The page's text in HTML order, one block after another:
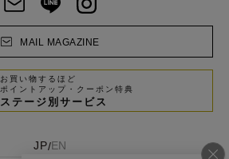
MAIL MAGAZINE
お買い物するほど
ポイントアップ・クーポン特典
ステージ別サービス
JP/EN